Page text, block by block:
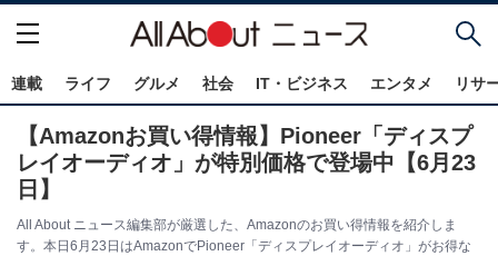
連載 ライフ グルメ 社会 IT・ビジネス エンタメ リサ
【Amazonお買い得情報】Pioneer「ディスプ
レイオーディオ」が特別価格で登場中【6月23
日】
All About ニュース編集部が厳選した、Amazonのお買い得情報を紹介しま
す。本日6月23日はAmazonでPioneer「ディスプレイオーディオ」がお得な